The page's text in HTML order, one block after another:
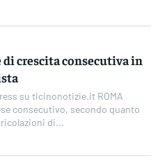
crescita consecutiva in
su ticinonotizie.it ROMA
consecutivo, secondo quanto
di...